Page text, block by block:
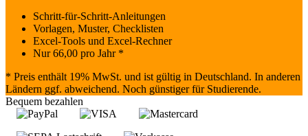
Schritt-für-Schritt-Anleitungen
Vorlagen, Muster, Checklisten
Excel-Tools und Excel-Rechner
Nur66,00 pro Jahr *
* Preis enthält 19% MwSt. und ist gültig in Deutschland. In anderen
Ländern ggf. abweichend. Noch günstiger für Studierende.
Bequem bezahlen